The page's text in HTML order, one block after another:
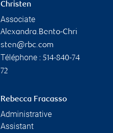
Christen
Associate
Alexandra.Bento-Chri
sten@rbc.com
Téléphone : 514-840-74
72
Rebecca Fracasso
Administrative
Assistant